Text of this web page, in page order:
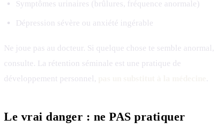
Symptômes urinaires (brûlures, fréquence anormale)
Dépression sévère ou anxiété ingérable
Ne joue pas au docteur. Si quelque chose te semble anormal,
consulte. La rétention séminale est une pratique de
développement personnel,
.
Le vrai danger : ne PAS pratiquer